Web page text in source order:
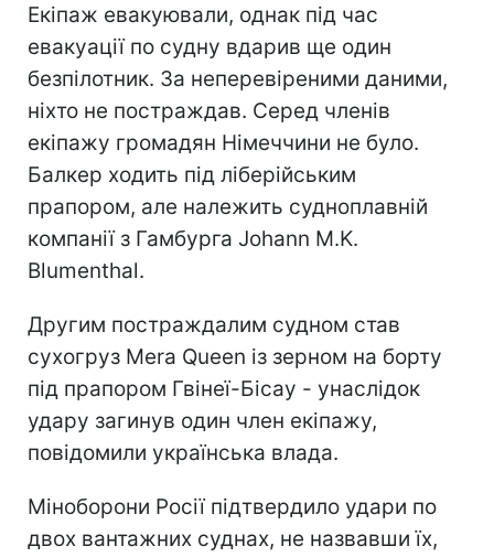
Екіпаж евакуювали, однак під час
евакуації по судну вдарив ще один
безпілотник. За неперевіреними даними,
ніхто не постраждав. Серед членів
екіпажу громадян Німеччини не було.
Балкер ходить під ліберійським
прапором, але належить судноплавній
компанії з Гамбурга Johann M.K.
Blumenthal.
Другим постраждалим судном став
сухогруз Mera Queen із зерном на борту
під прапором Гвінеї-Бісау - унаслідок
удару загинув один член екіпажу,
повідомили українська влада.
Міноборони Росії підтвердило удари по
двох вантажних суднах, не назвавши їх,